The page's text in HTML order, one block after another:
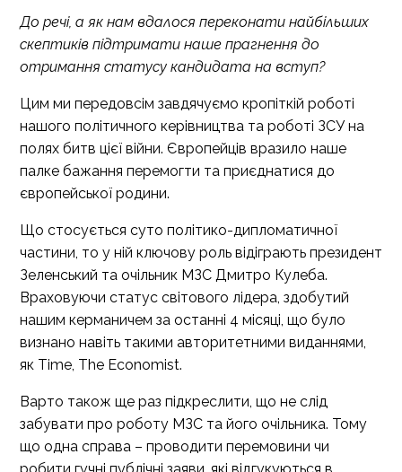
До речі, а як нам вдалося переконати найбільших
скептиків підтримати наше прагнення до
отримання статусу кандидата на вступ?
Цим ми передовсім завдячуємо кропіткій роботі
нашого політичного керівництва та роботі ЗСУ на
полях битв цієї війни. Європейців вразило наше
палке бажання перемогти та приєднатися до
європейської родини.
Що стосується суто політико-дипломатичної
частини, то у ній ключову роль відіграють президент
Зеленський та очільник МЗС Дмитро Кулеба.
Враховуючи статус світового лідера, здобутий
нашим керманичем за останні 4 місяці, що було
визнано навіть такими авторитетними виданнями,
як Time, The Economist.
Варто також ще раз підкреслити, що не слід
забувати про роботу МЗС та його очільника. Тому
що одна справа – проводити перемовини чи